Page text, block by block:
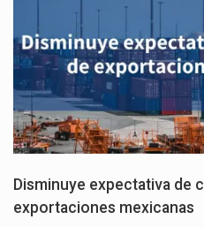
Disminuye expectativa de
exportaciones mexicanas